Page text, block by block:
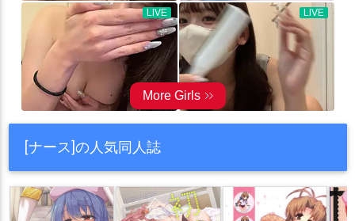
[ナース]の人気同人誌